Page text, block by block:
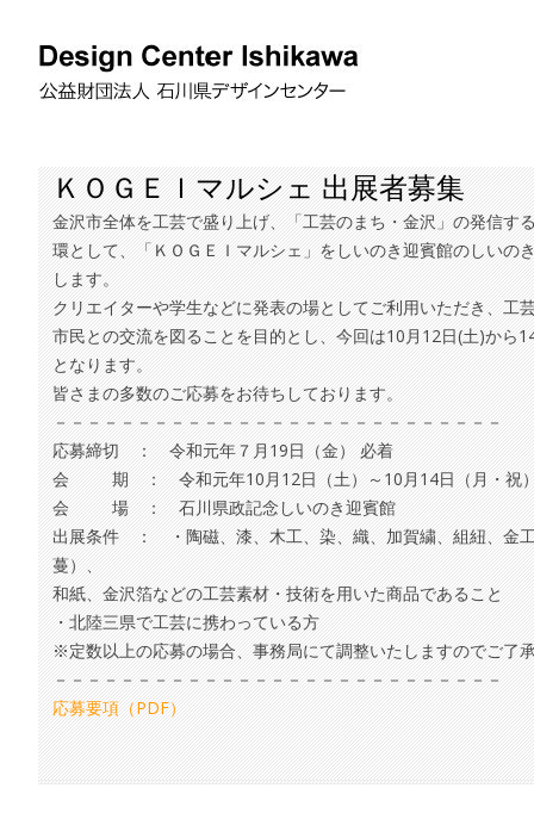
ＫＯＧＥＩマルシェ 出展者募集
金沢市全体を工芸で盛り上げ、「工芸のまち・金沢」の発信す
環として、「ＫＯＧＥＩマルシェ」をしいのき迎賓館のしいの
します。
クリエイターや学生などに発表の場としてご利用いただき、工
市民との交流を図ることを目的とし、今回は10月12日(土)から
となります。
皆さまの多数のご応募をお待ちしております。
－－－－－－－－－－－－－－－－－－－－－－－－－－－
応募締切 ： 令和元年７月19日（金） 必着
会 期 ： 令和元年10月12日（土）～10月14日（月・祝
会 場 ： 石川県政記念しいのき迎賓館
出展条件 ： ・陶磁、漆、木工、染、織、加賀繍、組紐、金
蔓）、
和紙、金沢箔などの工芸素材・技術を用いた商品であること
・北陸三県で工芸に携わっている方
※定数以上の応募の場合、事務局にて調整いたしますのでご了
－－－－－－－－－－－－－－－－－－－－－－－－－－－
応募要項（PDF）